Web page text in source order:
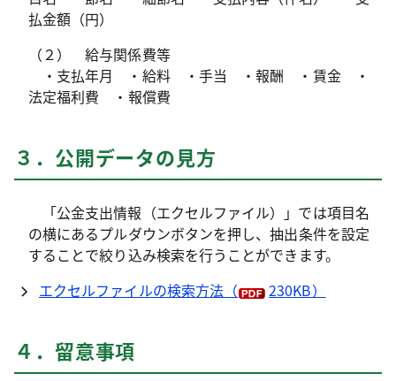
払金額（円）
（２）
給与関係費等
・支払年月 ・給料 ・手当 ・報酬 ・賃金 ・
法定福利費 ・報償費
３．公開データの見方
「公金支出情報（エクセルファイル）」では項目名
の横にあるプルダウンボタンを押し、抽出条件を設定
することで絞り込み検索を行うことができます。
エクセルファイルの検索方法 （ 230KB）
４．留意事項